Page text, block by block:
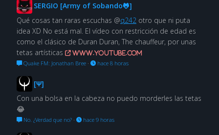
SERGIO [Army of Sobando🐸]
Qué cosas tan raras escuchas @q242otro que ni puta
idea XD No está mal. El vídeo con restricción de edad es
como el clásico de Duran Duran, The chauffeur, por unas
tetas artísticas
www.youtube.com
Quake FM: Jonathan Bree· hace 8 horas
[Ψ]
Con una bolsa en la cabeza no puedo morderles las tetas
😂
No. ¿Verdad que no?· hace 9 horas